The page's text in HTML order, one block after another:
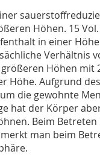
Höhen. 15
in einer
Verhältnis
Höhen mit
Höhe. Aufgrund
die gewohnte
hat der Körper
Beim Betreten
man beim